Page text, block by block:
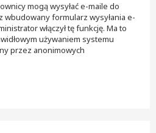
mogą wysyłać e-maile do
formularz wysyłania e-
włączył tę funkcję. Ma to
używaniem systemu
przez anonimowych